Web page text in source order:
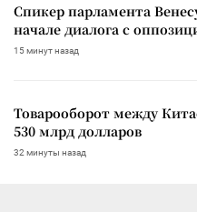
Спикер парламента
начале диалога с
15 минут назад
Товарооборот между
530 млрд долларов
32 минуты назад